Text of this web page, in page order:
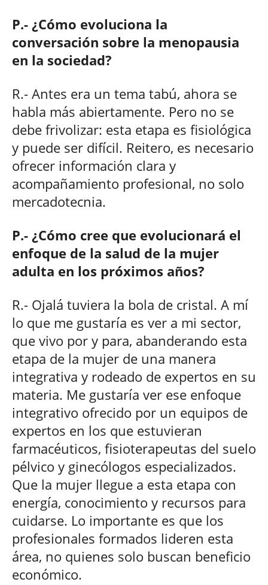
P.- ¿Cómo evoluciona la
conversación sobre la menopausia
en la sociedad?
R.- Antes era un tema tabú, ahora se
habla más abiertamente. Pero no se
debe frivolizar: esta etapa es fisiológica
y puede ser difícil. Reitero, es necesario
ofrecer información clara y
acompañamiento profesional, no solo
mercadotecnia.
P.- ¿Cómo cree que evolucionará el
enfoque de la salud de la mujer
adulta en los próximos años?
R.- Ojalá tuviera la bola de cristal. A mí
lo que me gustaría es ver a mi sector,
que vivo por y para, abanderando esta
etapa de la mujer de una manera
integrativa y rodeado de expertos en su
materia. Me gustaría ver ese enfoque
integrativo ofrecido por un equipos de
expertos en los que estuvieran
farmacéuticos, fisioterapeutas del suelo
pélvico y ginecólogos especializados.
Que la mujer llegue a esta etapa con
energía, conocimiento y recursos para
cuidarse. Lo importante es que los
profesionales formados lideren esta
área, no quienes solo buscan beneficio
económico.